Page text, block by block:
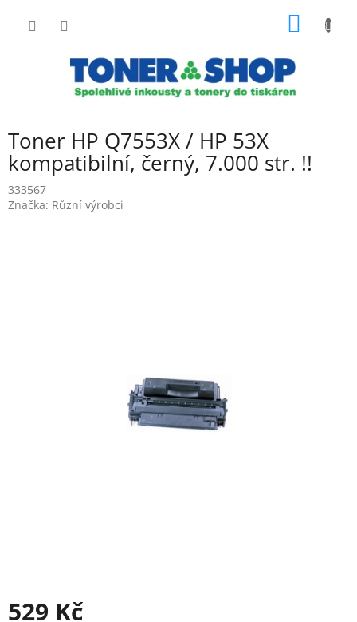
Toner HP Q7553X / HP 53X
kompatibilní, černý, 7.000 str. !!
333567
Značka: Různí výrobci
529 Kč